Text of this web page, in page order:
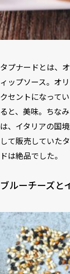
タプナードとは、
ィップソース。オ
クセントになって
ると、美味。ちな
は、イタリアの国
して販売していた
ドは絶品でした。
ブルーチーズと